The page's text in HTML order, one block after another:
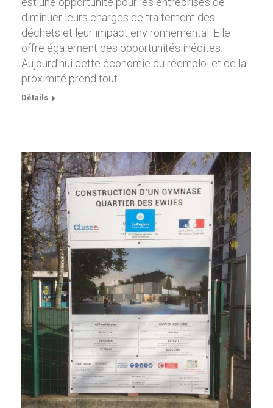
diminuer leurs charges de traitement des
déchets et leur impact environnemental. Elle
offre également des opportunités inédites.
Aujourd’hui cette économie du réemploi et de la
proximité prend tout…
Détails